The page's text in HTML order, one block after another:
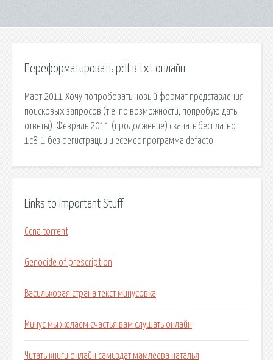
Переформатировать pdf в txt онлайн
Март 2011 Хочу попробовать новый формат представления
поисковых запросов (т.е. по возможности, попробую дать
ответы). Февраль 2011 (продолжение) скачать бесплатно
1с8-1 без регистрации и есемес программа defacto.
Links to Important Stuff
Ccna torrent
Genocide of prescription
Васильковая страна текст минусовка
Минус мы желаем счастья вам слушать онлайн
Читать книги онлайн самиздат мамлеева наталья